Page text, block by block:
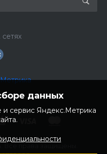
данных
сервис Яндекс.Метрика